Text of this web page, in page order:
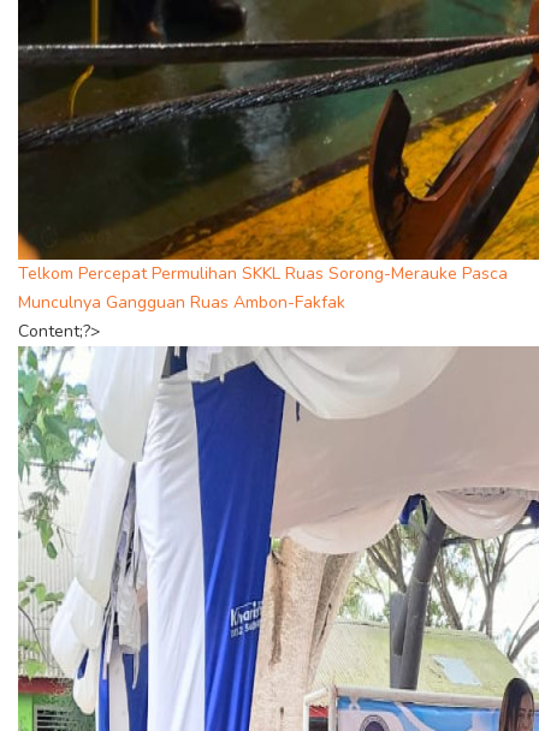
Telkom Percepat Permulihan SKKL Ruas Sorong-Merauke Pasca
Munculnya Gangguan Ruas Ambon-Fakfak
Content;?>